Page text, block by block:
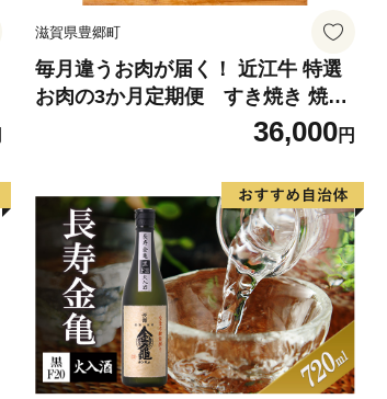
滋賀県豊郷町
毎月違うお肉が届く！ 近江牛 特選
お肉の3か月定期便 すき焼き 焼肉
36,000円